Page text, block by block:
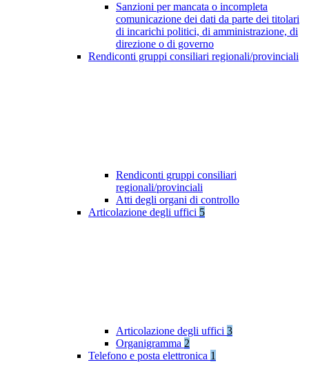
Sanzioni per mancata o incompleta
comunicazione dei dati da parte dei titolari
di incarichi politici, di amministrazione, di
direzione o di governo
Rendiconti gruppi consiliari regionali/provinciali
Rendiconti gruppi consiliari
regionali/provinciali
Atti degli organi di controllo
Articolazione degli uffici 5
Articolazione degli uffici 3
Organigramma 2
Telefono e posta elettronica 1